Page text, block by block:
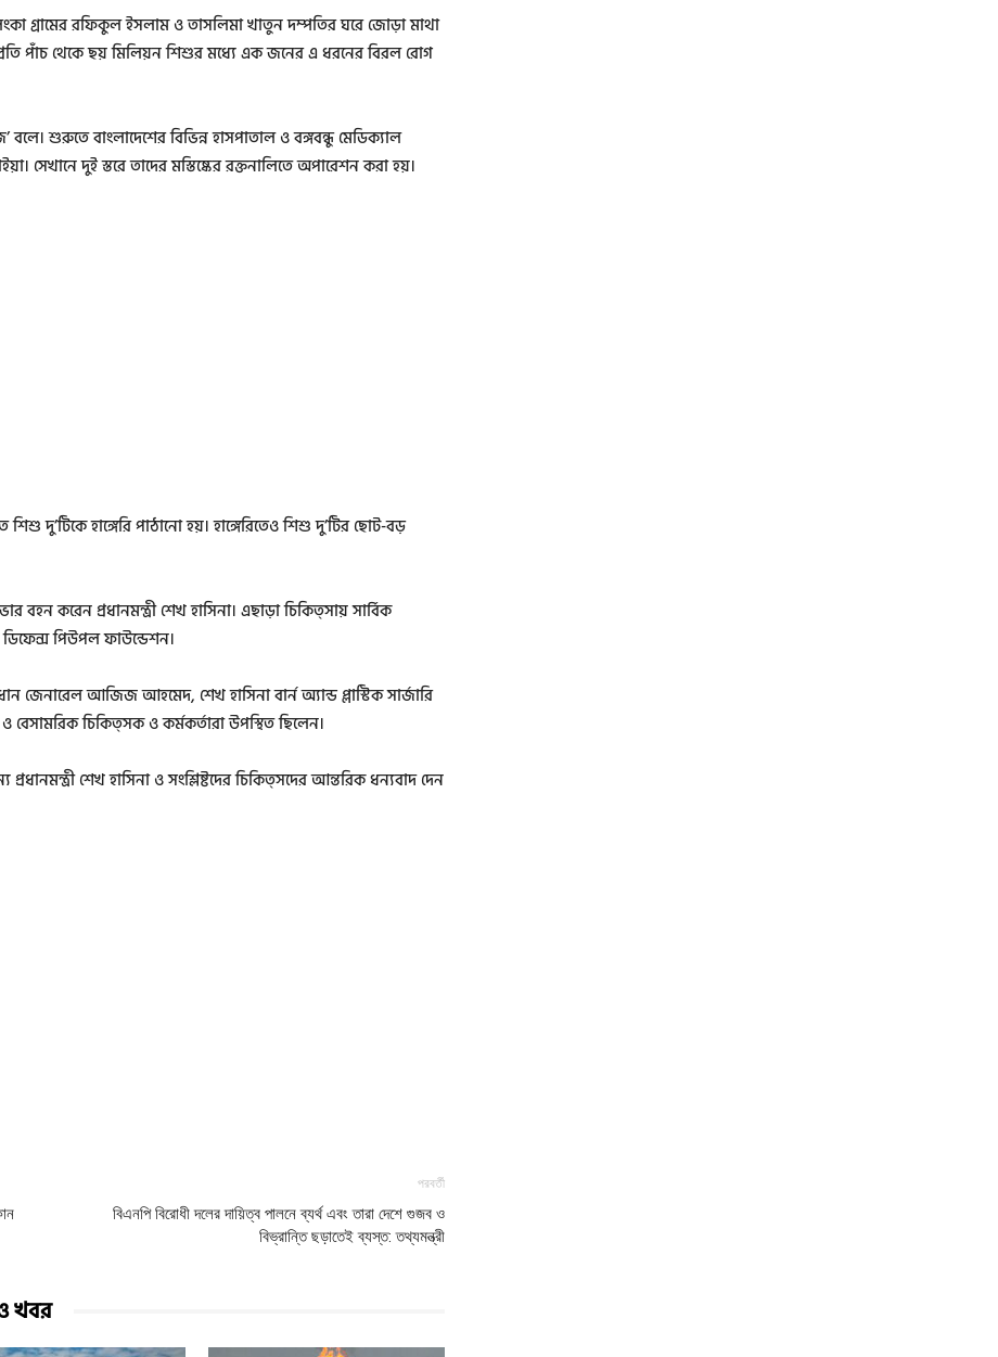
গ্রামের রফিকুল ইসলাম ও তাসলিমা খাতুন দম্পতির ঘরে জোড়া মাথা
পাঁচ থেকে ছয় মিলিয়ন শিশুর মধ্যে এক জনের এ ধরনের বিরল রোগ
বলে। শুরুতে বাংলাদেশের বিভিন্ন হাসপাতাল ও বঙ্গবন্ধু মেডিক্যাল
সেখানে দুই স্তরে তাদের মস্তিষ্কের রক্তনালিতে অপারেশন করা হয়।
দু’টিকে হাঙ্গেরি পাঠানো হয়। হাঙ্গেরিতেও শিশু দু’টির ছোট-বড়
করেন প্রধানমন্ত্রী শেখ হাসিনা। এছাড়া চিকিত্সায় সার্বিক
পিউপল ফাউন্ডেশন।
জেনারেল আজিজ আহমেদ, শেখ হাসিনা বার্ন অ্যান্ড প্লাস্টিক সার্জারি
চিকিত্সক ও কর্মকর্তারা উপস্থিত ছিলেন।
শেখ হাসিনা ও সংশ্লিষ্টদের চিকিত্সদের আন্তরিক ধন্যবাদ দেন
পরবর্তী
বিএনপি বিরোধী দলের দায়িত্ব পালনে ব্যর্থ এবং তারা দেশে গুজব ও
বিভ্রান্তি ছড়াতেই ব্যস্ত: তথ্যমন্ত্রী
খবর